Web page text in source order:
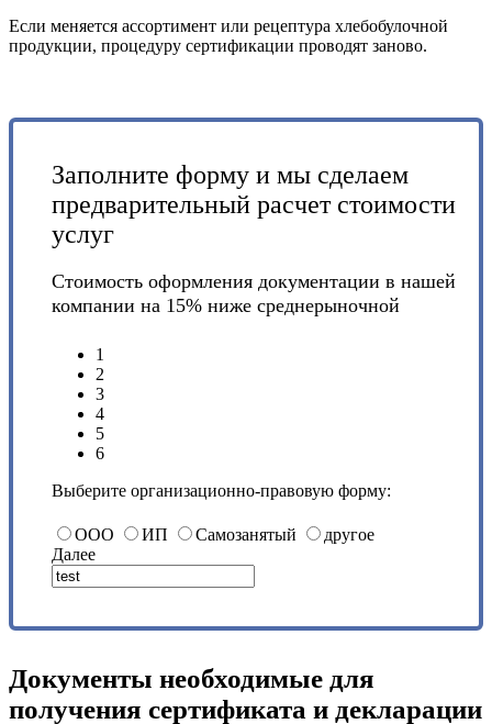
Если меняется ассортимент или рецептура хлебобулочной
продукции, процедуру сертификации проводят заново.
Заполните форму и мы сделаем
предварительный расчет стоимости
услуг
Стоимость оформления документации в нашей
компании на 15% ниже среднерыночной
1
2
3
4
5
6
Выберите организационно-правовую форму:
ООО ИП Самозанятый
другое
Далее
Документы необходимые для
получения сертификата и декларации